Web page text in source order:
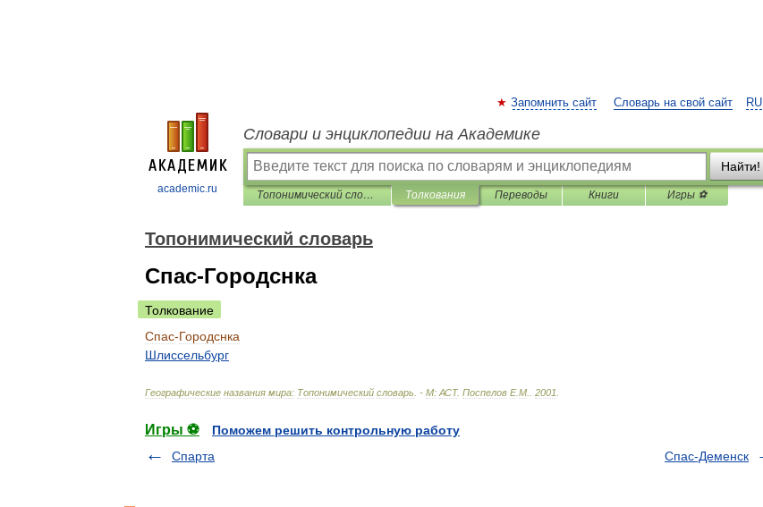
academic.ru
RU
Запомнить сайт Словарь на свой сайт
Словари и энциклопедии на Академике
Найти!
Топонимический словарь Толкования Переводы Книги Игры ⚽
Топонимический словарь
Спас-Городснка
Толкование
Спас-Городснка
Шлиссельбург
Географические названия мира: Топонимический словарь . - М: АСТ. Поспелов Е.М 2001
Игры ⚽
Поможем решить контрольную работу
Спарта
Спас-Деменск